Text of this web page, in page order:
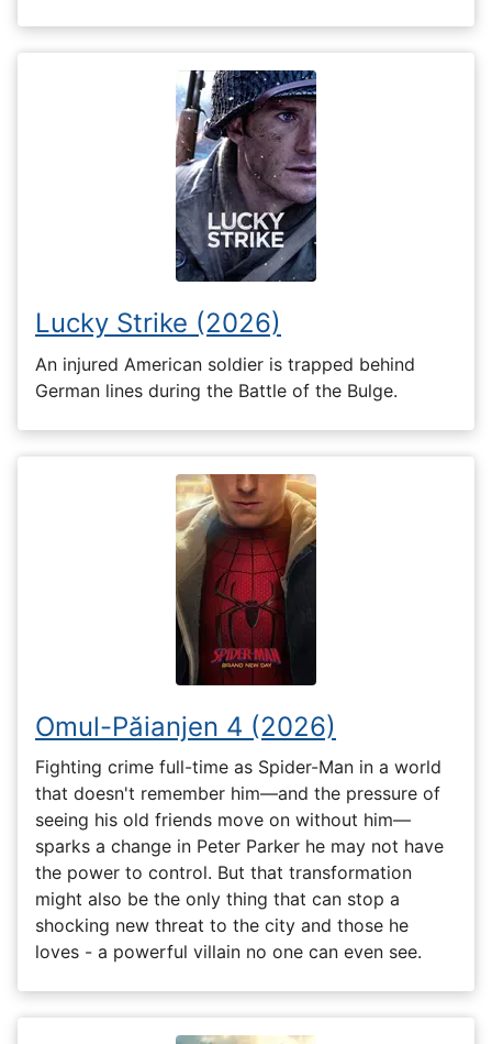
Lucky Strike (2026)
An injured American soldier is trapped behind
German lines during the Battle of the Bulge.
Omul-Păianjen 4 (2026)
Fighting crime full-time as Spider-Man in a world
that doesn't remember him—and the pressure of
seeing his old friends move on without him—
sparks a change in Peter Parker he may not have
the power to control. But that transformation
might also be the only thing that can stop a
shocking new threat to the city and those he
loves - a powerful villain no one can even see.